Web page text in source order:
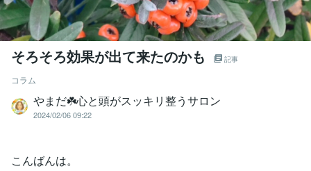
そろそろ効果が出て来たのかも 記事
コラム
やまだ☘️心と頭がスッキリ整うサロン
2024/02/06 09:22
こんばんは。